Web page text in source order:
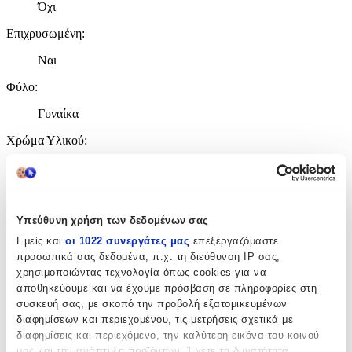
Υπεύθυνη χρήση των δεδομένων σας
Εμείς και οι 1022 συνεργάτες μας επεξεργαζόμαστε
προσωπικά σας δεδομένα, π.χ. τη διεύθυνση IP σας,
χρησιμοποιώντας τεχνολογία όπως cookies για να
αποθηκεύουμε και να έχουμε πρόσβαση σε πληροφορίες στη
συσκευή σας, με σκοπό την προβολή εξατομικευμένων
διαφημίσεων και περιεχομένου, τις μετρήσεις σχετικά με
διαφημίσεις και περιεχόμενο, την καλύτερη εικόνα του κοινού
Όχι
Επιχρυσωμένη:
Ναι
Φύλο:
Γυναίκα
Χρώμα Υλικού:
Λεπτομέρειες
Τύπος:
Χειρός
Μήκος:
19
cm